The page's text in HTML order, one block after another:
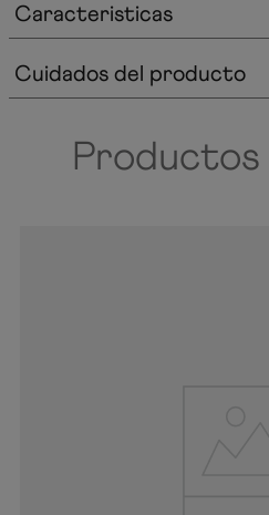
Caracteristicas
Cuidados del producto
Productos